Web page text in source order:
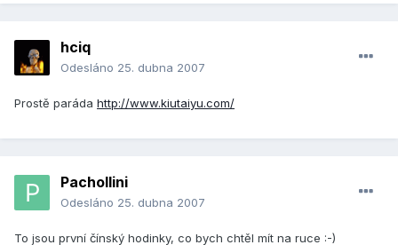
hciq
Odesláno 25. dubna 2007
Prostě paráda http://www.kiutaiyu.com/
Pachollini
Odesláno 25. dubna 2007
To jsou první čínský hodinky, co bych chtěl mít na ruce :-)